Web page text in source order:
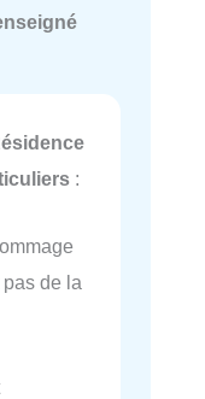
:
de la